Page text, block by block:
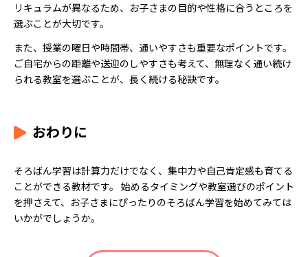
リキュラムが異なるため、お子さまの目的や性格に合うところを
選ぶことが大切です。
また、授業の曜日や時間帯、通いやすさも重要なポイントです。
ご自宅からの距離や送迎のしやすさも考えて、無理なく通い続け
られる教室を選ぶことが、長く続ける秘訣です。
おわりに
そろばん学習は計算力だけでなく、集中力や自己肯定感も育てる
ことができる教材です。 始めるタイミングや教室選びのポイント
を押さえて、お子さまにぴったりのそろばん学習を始めてみては
いかがでしょうか。